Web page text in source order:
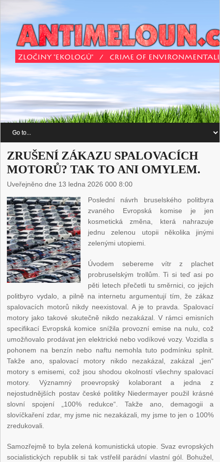
ZRUŠENÍ ZÁKAZU SPALOVACÍCH
MOTORŮ? TAK TO ANI OMYLEM.
Uveřejněno dne 13 ledna 2026 000 8:00
Poslední návrh bruselského politbyra
zvaného Evropská komise je jen
kosmetická změna, která nahrazuje
jednu zelenou utopii několika jinými
zelenými utopiemi.
Úvodem sebereme vítr z plachet
probruselským trollům. Ti si teď asi po
pěti letech přečetli tu směrnici, co jejich
politbyro vydalo, a pilně na internetu argumentují tím, že zákaz
spalovacích motorů nikdy neexistoval. A je to pravda. Spalovací
motory jako takové skutečně nikdo nezakázal. V rámci emisních
specifikací Evropská komice snížila provozní emise na nulu, což
umožňovalo prodávat jen elektrické nebo vodíkové vozy. Vozidla s
pohonem na benzín nebo naftu nemohla tuto podmínku splnit.
Takže ano, spalovací motory nikdo nezakázal, zakázal „jen“
motory s emisemi, což jsou shodou okolností všechny spalovací
motory. Významný proevropský kolaborant a jedna z
nejostudnějších postav české politiky Niedermayer použil krásné
slovní spojení „100% redukce“. Takže ano, demagogii a
slovíčkaření zdar, my jsme nic nezakázali, my jsme to jen o 100%
zredukovali.
Samozřejmě to byla zelená komunistická utopie. Svaz evropských
socialistických republik si tak vstřelil parádní vlastní gól. Bohužel,